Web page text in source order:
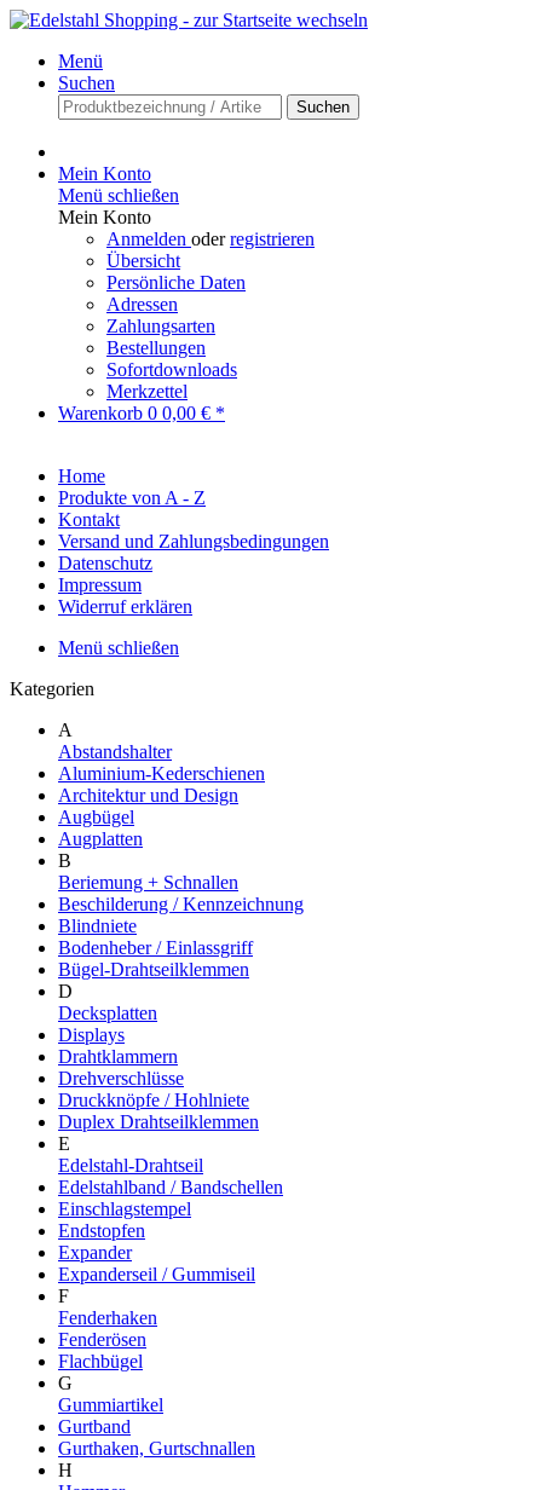
Menü
Suchen
Suchen
Mein Konto
Menü schließen
Mein Konto
Anmelden oderregistrieren
Übersicht
Persönliche Daten
Adressen
Zahlungsarten
Bestellungen
Sofortdownloads
Merkzettel
Warenkorb 0 0,00 € *
Home
Produkte von A - Z
Kontakt
Versand und Zahlungsbedingungen
Datenschutz
Impressum
Widerruf erklären
Menü schließen
Kategorien
A
Abstandshalter
Aluminium-Kederschienen
Architektur und Design
Augbügel
Augplatten
B
Beriemung + Schnallen
Beschilderung / Kennzeichnung
Blindniete
Bodenheber / Einlassgriff
Bügel-Drahtseilklemmen
D
Decksplatten
Displays
Drahtklammern
Drehverschlüsse
Druckknöpfe / Hohlniete
Duplex Drahtseilklemmen
E
Edelstahl-Drahtseil
Edelstahlband / Bandschellen
Einschlagstempel
Endstopfen
Expander
Expanderseil / Gummiseil
F
Fenderhaken
Fenderösen
Flachbügel
G
Gummiartikel
Gurtband
Gurthaken, Gurtschnallen
H